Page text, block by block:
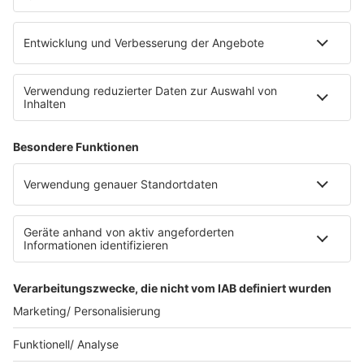
eröffnet. Direkt an der Medizinischen Klinik bietet es
E-Bikes über eine Photovoltaikanlage auf dem …
Impressum
Datenschutzerklärung
Datenschutzeinstellungen
Radioplayer